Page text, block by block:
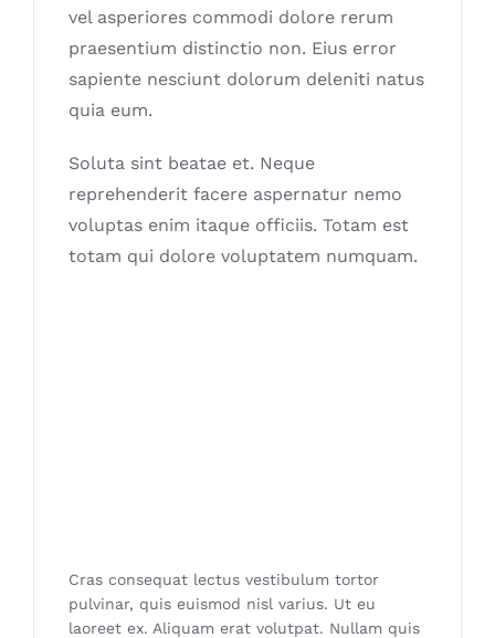
vel asperiores commodi dolore rerum
praesentium distinctio non. Eius error
sapiente nesciunt dolorum deleniti natus
quia eum.
Soluta sint beatae et. Neque
reprehenderit facere aspernatur nemo
voluptas enim itaque officiis. Totam est
totam qui dolore voluptatem numquam.
Cras consequat lectus vestibulum tortor
pulvinar, quis euismod nisl varius. Ut eu
laoreet ex. Aliquam erat volutpat. Nullam quis